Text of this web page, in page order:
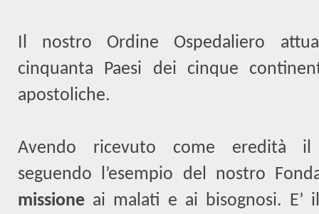
Il nostro Ordine Ospedaliero
cinquanta Paesi dei cinque
apostoliche.
Avendo ricevuto come eredità
seguendo l’esempio del nostro
missione ai malati e ai bisognosi.